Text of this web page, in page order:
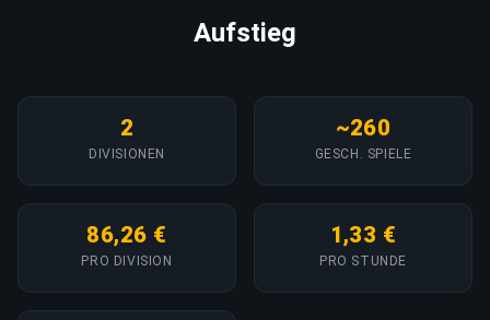
Aufstieg
2
DIVISIONEN
~260
GESCH. SPIELE
86,26 €
PRO DIVISION
1,33 €
PRO STUNDE